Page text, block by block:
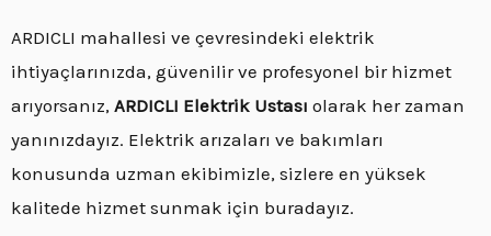
ARDICLI mahallesi ve çevresindeki elektrik
ihtiyaçlarınızda, güvenilir ve profesyonel bir hizmet
arıyorsanız, ARDICLI Elektrik Ustası olarak her zaman
yanınızdayız. Elektrik arızaları ve bakımları
konusunda uzman ekibimizle, sizlere en yüksek
kalitede hizmet sunmak için buradayız.